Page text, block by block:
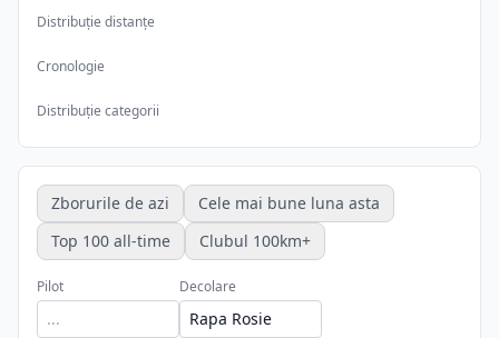
Distribuție distanțe
Cronologie
Distribuție categorii
Zborurile de azi
Cele mai bune luna asta
Top 100 all-time
Clubul 100km+
Pilot Decolare